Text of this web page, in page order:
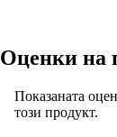
Оценки на
Показаната
този продукт.